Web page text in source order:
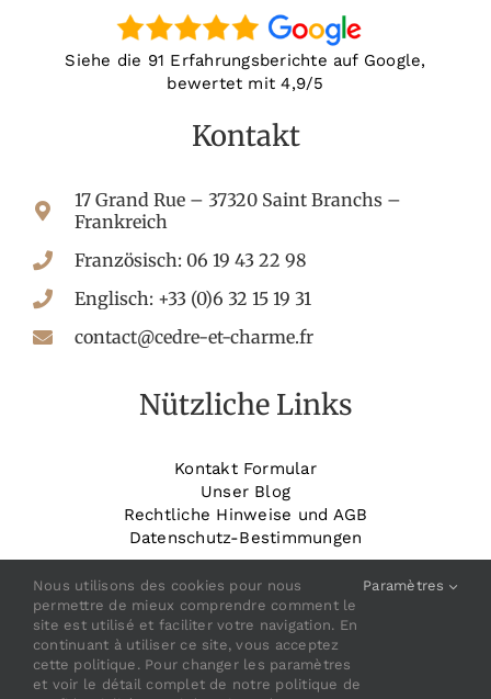
Siehe die 91 Erfahrungsberichte auf Google,
bewertet mit 4,9/5
Kontakt
17 Grand Rue – 37320 Saint Branchs –
Frankreich
Französisch: 06 19 43 22 98
Englisch: +33 (0)6 32 15 19 31
contact@cedre-et-charme.fr
Nützliche Links
Kontakt Formular
Unser Blog
Rechtliche Hinweise und AGB
Datenschutz-Bestimmungen
_______________________
Buchen Sie Ihr Zimmer
Nous utilisons des cookies pour nous
permettre de mieux comprendre comment le
site est utilisé et faciliter votre navigation. En
continuant à utiliser ce site, vous acceptez
cette politique. Pour changer les paramètres
et voir le détail complet de notre politique de
Paramètres